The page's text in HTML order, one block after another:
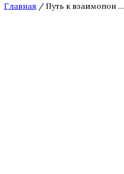
Главная / Путь к взаимопон ...